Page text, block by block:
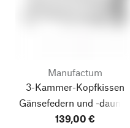
Manufactum
3-Kammer-Kopfkissen
Gänsefedern und -daunen
139,00 €